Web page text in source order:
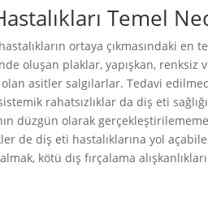
Temel
ortaya çıkmasındaki
oluşan plaklar, yapışkan, renksiz
asitler salgılarlar. Tedavi
rahatsızlıklar da diş eti
düzgün olarak
de diş eti hastalıklarına yol
kötü dış fırçalama